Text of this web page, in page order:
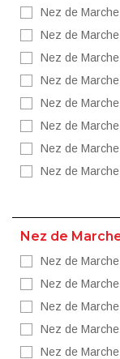
Nez de
Nez de
Nez de
Nez de
Nez de
Nez de
Nez de
Nez de
Nez de
Nez de
Nez de
Nez de
Nez de
Nez de